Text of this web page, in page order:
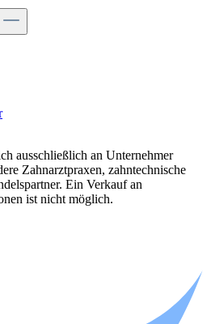
ausschließlich an Unternehmer
Zahnarztpraxen, zahntechnische
Ein Verkauf an
ist nicht möglich.